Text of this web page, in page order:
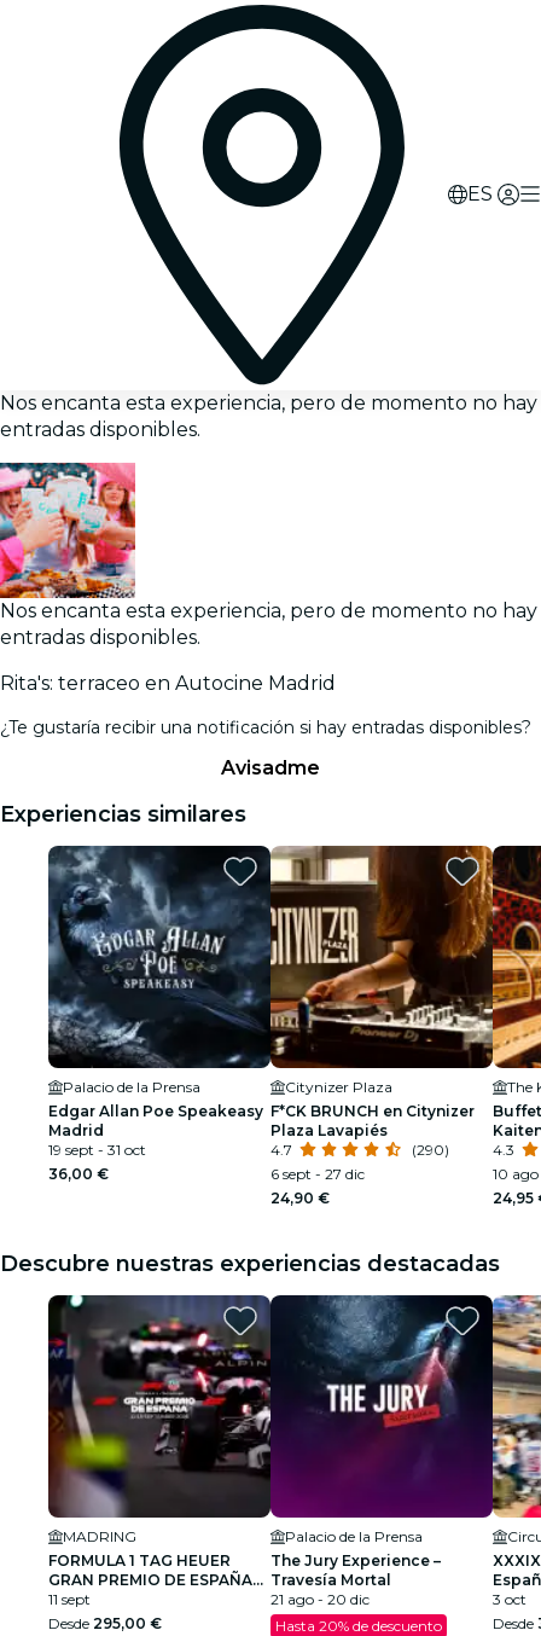
ES
Nos encanta esta experiencia, pero de momento no hay
entradas disponibles.
Nos encanta esta experiencia, pero de momento no hay
entradas disponibles.
Rita's: terraceo en Autocine Madrid
¿Te gustaría recibir una notificación si hay entradas disponibles?
Avisadme
Experiencias similares
Palacio de la Prensa
Edgar Allan Poe Speakeasy
Madrid
19 sept - 31 oct
36,00 €
Citynizer Plaza
F*CK BRUNCH en Citynizer
Plaza Lavapiés
4.7
(290)
6 sept - 27 dic
24,90 €
The
4.3
10
24,95
Descubre nuestras experiencias destacadas
MADRING
FORMULA 1 TAG HEUER
GRAN PREMIO DE ESPAÑA
2026
11 sept
Desde 295,00 €
Palacio de la Prensa
The Jury Experience –
Travesía Mortal
21 ago - 20 dic
Hasta 20% de descuento
3 oct
Desde